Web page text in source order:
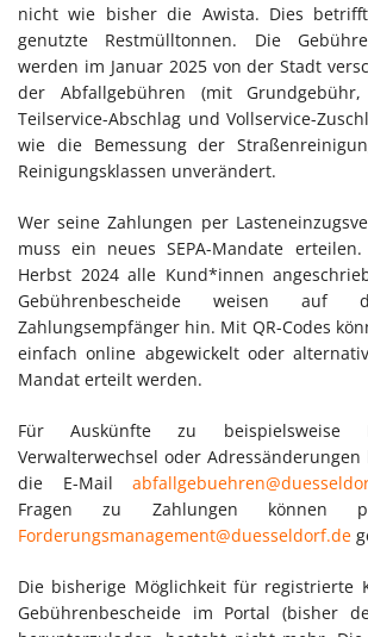
nicht wie bisher die Awista. Dies
genutzte Restmülltonnen. Die
werden im Januar 2025 von der Stadt
der Abfallgebühren (mit Grundgebühr,
Teilservice-Abschlag und Vollservice-
wie die Bemessung der
Reinigungsklassen unverändert.
Wer seine Zahlungen per
muss ein neues SEPA-Mandate
Herbst 2024 alle Kund*innen
Gebührenbescheide weisen auf
Zahlungsempfänger hin. Mit QR-Codes
einfach online abgewickelt oder
Mandat erteilt werden.
Für Auskünfte zu beispielsweise
Verwalterwechsel oder
die E-Mail
Fragen zu Zahlungen können
Forderungsmanagement@duesseldorf.de
Die bisherige Möglichkeit für registrierte
Gebührenbescheide im Portal (bisher